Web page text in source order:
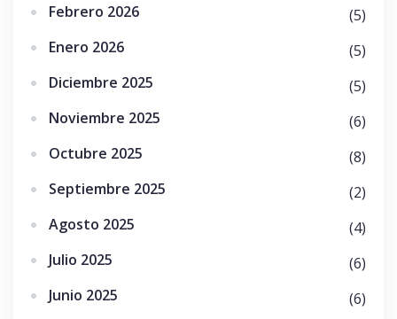
Febrero 2026
(5)
Enero 2026
(5)
Diciembre 2025
(5)
Noviembre 2025
(6)
Octubre 2025
(8)
Septiembre 2025
(2)
Agosto 2025
(4)
Julio 2025
(6)
Junio 2025
(6)